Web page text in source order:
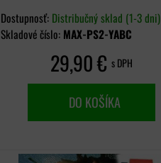
Dostupnosť: Distribučný sklad (1-3 dni)
Skladové číslo: MAX-PS2-YABC
29,90 €s DPH
DO KOŠÍKA